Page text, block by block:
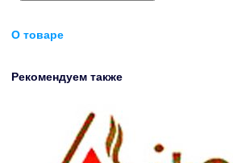
О товаре
Рекомендуем также